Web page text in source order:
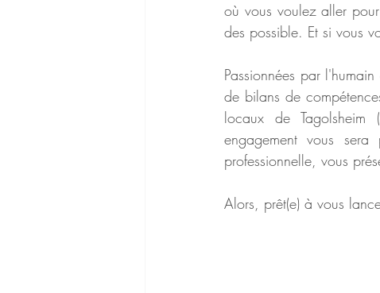
où vous voulez aller
des possible. Et si vous
Passionnées par
de bilans de
locaux de
engagement vous
professionnelle, vous
Alors, prêt(e) à vous